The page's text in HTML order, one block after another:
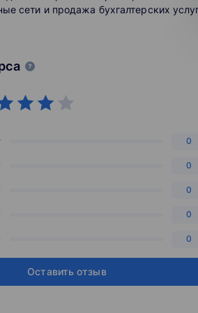
сети и продажа бухгалтерских
0
0
0
0
0
Оставить отзыв